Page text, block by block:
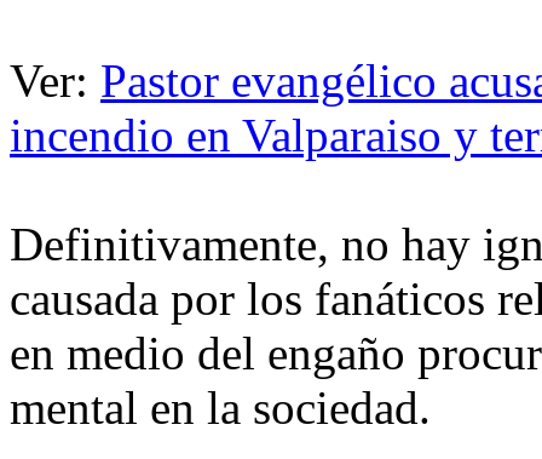
Ver: Pastor evangélico
incendio en Valparaiso y
Definitivamente, no hay
causada por los fanáticos
en medio del engaño
mental en la sociedad.